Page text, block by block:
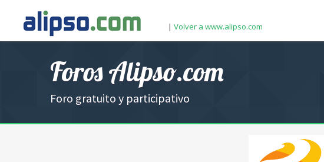
| Volver a www.alipso.com
Foros Alipso.com
Foro gratuito y participativo